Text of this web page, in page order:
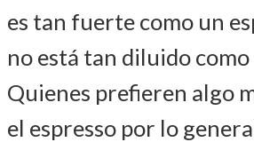
es tan fuerte como un
no está tan diluido
Quienes prefieren algo
el espresso por lo